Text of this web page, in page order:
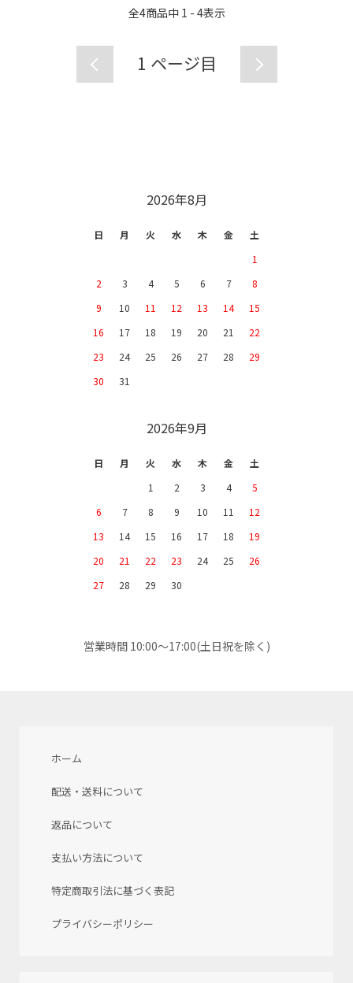
全4商品中 1 - 4表示
1 ページ目
2026年8月
日 月 火 水 木 金
土
1
2
3 4 5 6 7
8
9
10 11 12 13 14
15
16
17 18 19 20 21
22
23
24 25 26 27 28
29
30
31
2026年9月
日 月 火 水 木 金
土
1
2 3 4
5
6
7 8 9 10 11
12
13
14 15 16 17 18
19
20
21 22 23 24 25
26
27
28 29 30
営業時間 10:00～17:00(土日祝を除く)
ホーム
配送・送料について
返品について
支払い方法について
特定商取引法に基づく表記
プライバシーポリシー